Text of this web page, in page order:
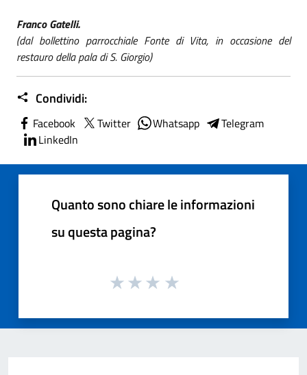
Franco Gatelli.
(dal bollettino parrocchiale Fonte di Vita, in occasione del
restauro della pala di S. Giorgio)
Condividi:
Facebook Twitter Whatsapp
Telegram
LinkedIn
Quanto sono chiare le informazioni
su questa pagina?